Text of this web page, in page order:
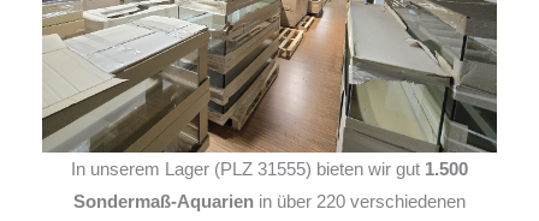
In unserem Lager (PLZ 31555) bieten wir gut 1.500
Sondermaß-Aquarien in über 220 verschiedenen